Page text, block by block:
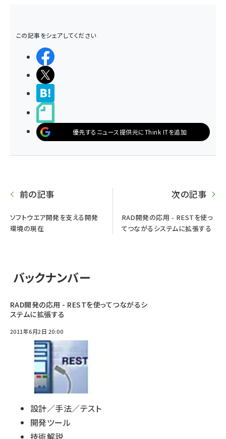
この記事をシェアしてください
優先するニュース提供元にThink ITを追加
前の記事
ソフトウエア開発を支える開発
環境の現在
次の記事
RAD開発の応用 - RESTを使っ
てつながるシステムに拡張する
バックナンバー
RAD開発の応用 - RESTを使ってつながるシ
ステムに拡張する
2011年6月2日 20:00
設計／手法／テスト
開発ツール
技術解説